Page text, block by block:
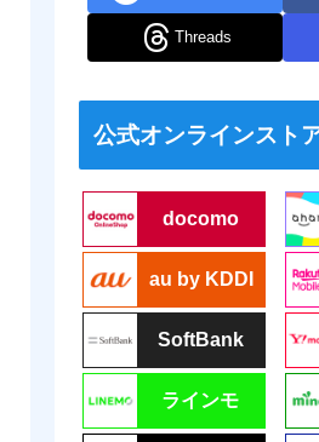
Threads
公式オンラインスト
docomo
au by KDDI
SoftBank
ラインモ